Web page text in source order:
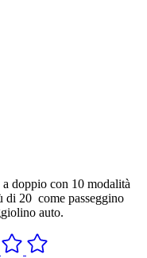
doppio con 10 modalità
di 20 come passeggino
auto.